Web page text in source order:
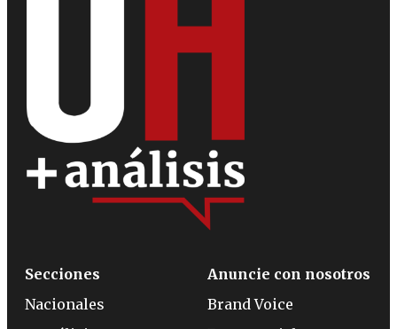
Secciones
Nacionales
Anuncie con nosotros
Brand Voice